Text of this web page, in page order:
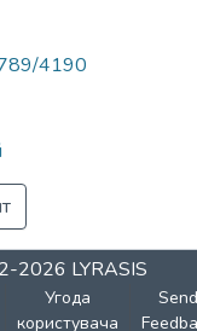
4190
2026 LYRASIS
Угода
користувача
Send